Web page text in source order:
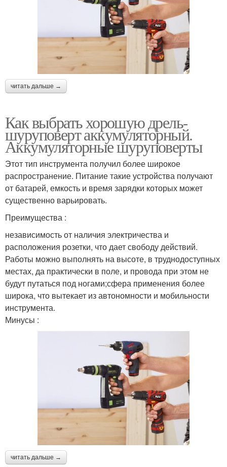
читать дальше →
Как выбрать хорошую дрель-
шуруповерт аккумуляторный.
Аккумуляторные шуруповерты
Этот тип инструмента получил более широкое
распространение. Питание такие устройства получают
от батарей, емкость и время зарядки которых может
существенно варьировать.
Преимущества :
независимость от наличия электричества и
расположения розетки, что дает свободу действий.
Работы можно выполнять на высоте, в труднодоступных
местах, да практически в поле, и провода при этом не
будут путаться под ногами;сфера применения более
широка, что вытекает из автономности и мобильности
инструмента.
Минусы :
читать дальше →